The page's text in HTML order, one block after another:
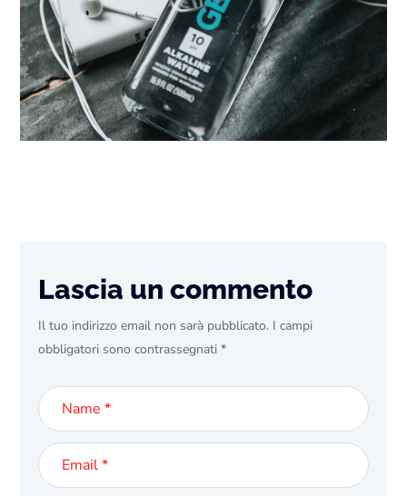
Lascia un commento
Il tuo indirizzo email non sarà pubblicato. I campi
obbligatori sono contrassegnati*